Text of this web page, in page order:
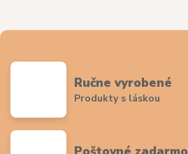
Ručne vyrobené
Produkty s láskou